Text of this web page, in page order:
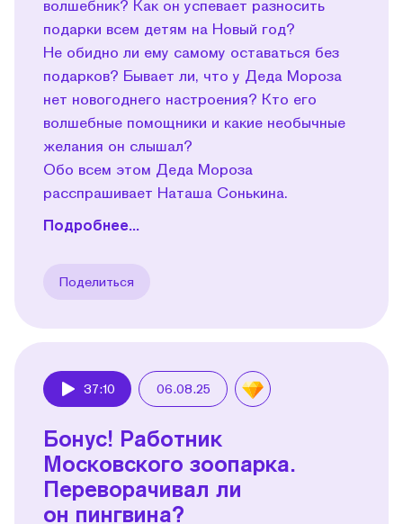
волшебник? Как он успевает разносить
подарки всем детям на Новый год?
Не обидно ли ему самому оставаться без
подарков? Бывает ли, что у Деда Мороза
нет новогоднего настроения? Кто его
волшебные помощники и какие необычные
желания он слышал?
Обо всем этом Деда Мороза
расспрашивает Наташа Сонькина.
Подробнее...
Поделиться
37:10 06.08.25
Бонус! Работник
Московского зоопарка.
Переворачивал ли
он пингвина?